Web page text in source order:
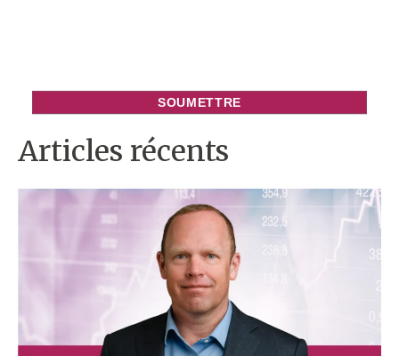
Articles récents